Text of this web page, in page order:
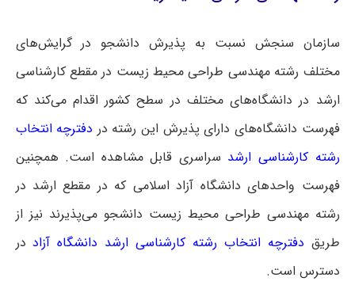
سازمان سنجش نسبت به پذیرش دانشجو در گرایش‌های
مختلف رشته مهندسی طراحی محیط زیست در مقطع کارشناسی
ارشد در دانشگاه‌های مختلف در سطح کشور اقدام می‌کند که
فهرست دانشگاه‌های دارای پذیرش این رشته در دفترچه انتخاب
رشته کارشناسی ارشد سراسری قابل مشاهده است. همچنین
فهرست واحدهای دانشگاه آزاد اسلامی که در مقطع ارشد در
رشته مهندسی طراحی محیط زیست دانشجو می‌پذیرند نیز از
طریق دفترچه انتخاب رشته کارشناسی ارشد دانشگاه آزاددر
دسترس است.